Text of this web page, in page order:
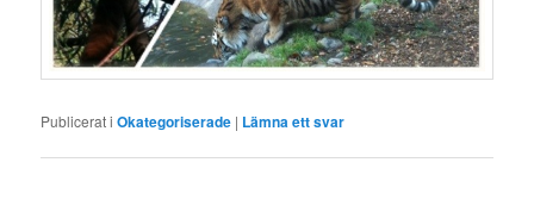
Publicerat i Okategoriserade | Lämna ett svar